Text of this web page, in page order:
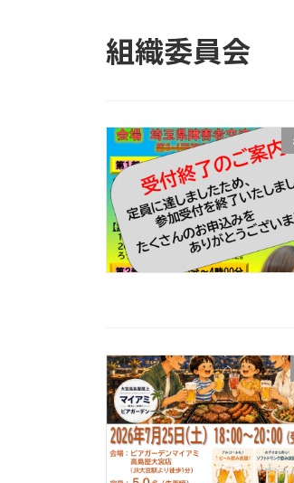
組織委員会